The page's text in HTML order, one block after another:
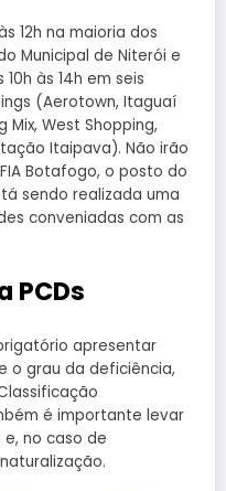
12h na maioria dos
Municipal de Niterói e
às 14h em seis
(Aerotown, Itaguaí
Mix, West Shopping,
Itaipava). Não irão
Botafogo, o posto do
sendo realizada uma
conveniadas com as
PCDs
apresentar
o grau da deficiência,
é importante levar
no caso de